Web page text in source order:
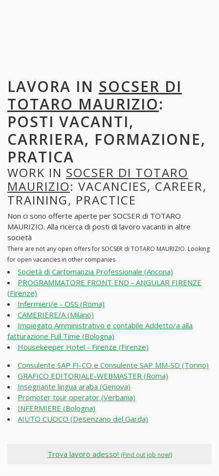
LAVORA IN SOCSER DI
TOTARO MAURIZIO:
POSTI VACANTI,
CARRIERA, FORMAZIONE,
PRATICA
WORK IN SOCSER DI TOTARO
MAURIZIO: VACANCIES, CAREER,
TRAINING, PRACTICE
Non ci sono offerte aperte per SOCSER di TOTARO
MAURIZIO. Alla ricerca di posti di lavoro vacanti in altre
società
There are not any open offers for SOCSER di TOTARO MAURIZIO. Looking
for open vacancies in other companies
Società di Cartomanzia Professionale (Ancona)
PROGRAMMATORE FRONT END - ANGULAR FIRENZE
(Firenze)
Infermieri/e - OSS (Roma)
CAMERIERE/A (Milano)
Impiegato Amministrativo e contabile Addetto/a alla
fatturazione Full Time (Bologna)
Housekeeper Hotel - Firenze (Firenze)
Consulente SAP FI-CO e Consulente SAP MM-SD (Torino)
GRAFICO EDITORIALE-WEBMASTER (Roma)
Insegnante lingua araba (Genova)
Promoter tour operator (Verbania)
INFERMIERE (Bologna)
AIUTO CUOCO (Desenzano del Garda)
Trova lavoro adesso! (Find out job now!)